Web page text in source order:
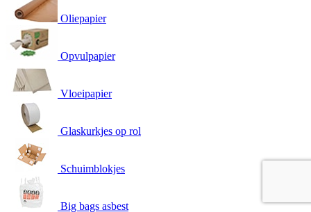
Oliepapier
Opvulpapier
Vloeipapier
Glaskurkjes op rol
Schuimblokjes
Big bags asbest